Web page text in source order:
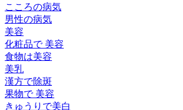
こころの病気
男性の病気
美容
化粧品で 美容
食物は美容
美乳
漢方で除斑
果物で 美容
きゅうりで美白